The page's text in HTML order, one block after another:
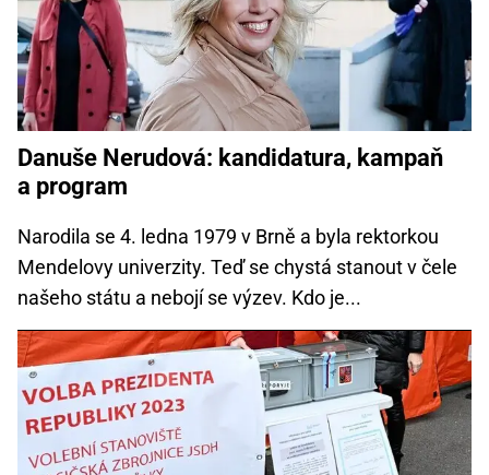
Danuše Nerudová: kandidatura, kampaň
a program
Narodila se 4. ledna 1979 v Brně a byla rektorkou
Mendelovy univerzity. Teď se chystá stanout v čele
našeho státu a nebojí se výzev. Kdo je...